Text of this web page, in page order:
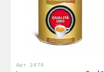
Арт. 2476